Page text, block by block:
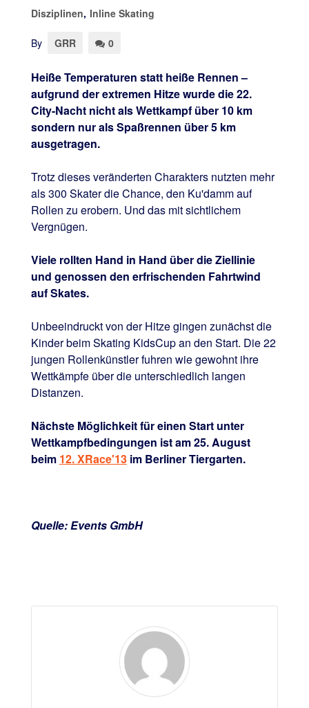
Disziplinen, Inline Skating
By GRR 0
Heiße Temperaturen statt heiße Rennen –
aufgrund der extremen Hitze wurde die 22.
City-Nacht nicht als Wettkampf über 10 km
sondern nur als Spaßrennen über 5 km
ausgetragen.
Trotz dieses veränderten Charakters nutzten mehr
als 300 Skater die Chance, den Ku'damm auf
Rollen zu erobern. Und das mit sichtlichem
Vergnügen.
Viele rollten Hand in Hand über die Ziellinie
und genossen den erfrischenden Fahrtwind
auf Skates.
Unbeeindruckt von der Hitze gingen zunächst die
Kinder beim Skating KidsCup an den Start. Die 22
jungen Rollenkünstler fuhren wie gewohnt ihre
Wettkämpfe über die unterschiedlich langen
Distanzen.
Nächste Möglichkeit für einen Start unter
Wettkampfbedingungen ist am 25. August
beim 12. XRace'13im Berliner Tiergarten.
Quelle: Events GmbH